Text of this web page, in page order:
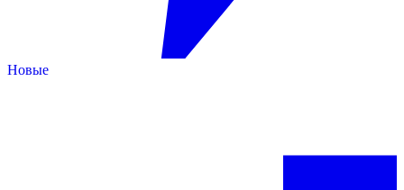
Новые